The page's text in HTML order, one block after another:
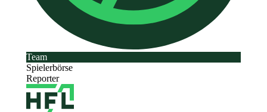
Team
Spielerbörse
Reporter